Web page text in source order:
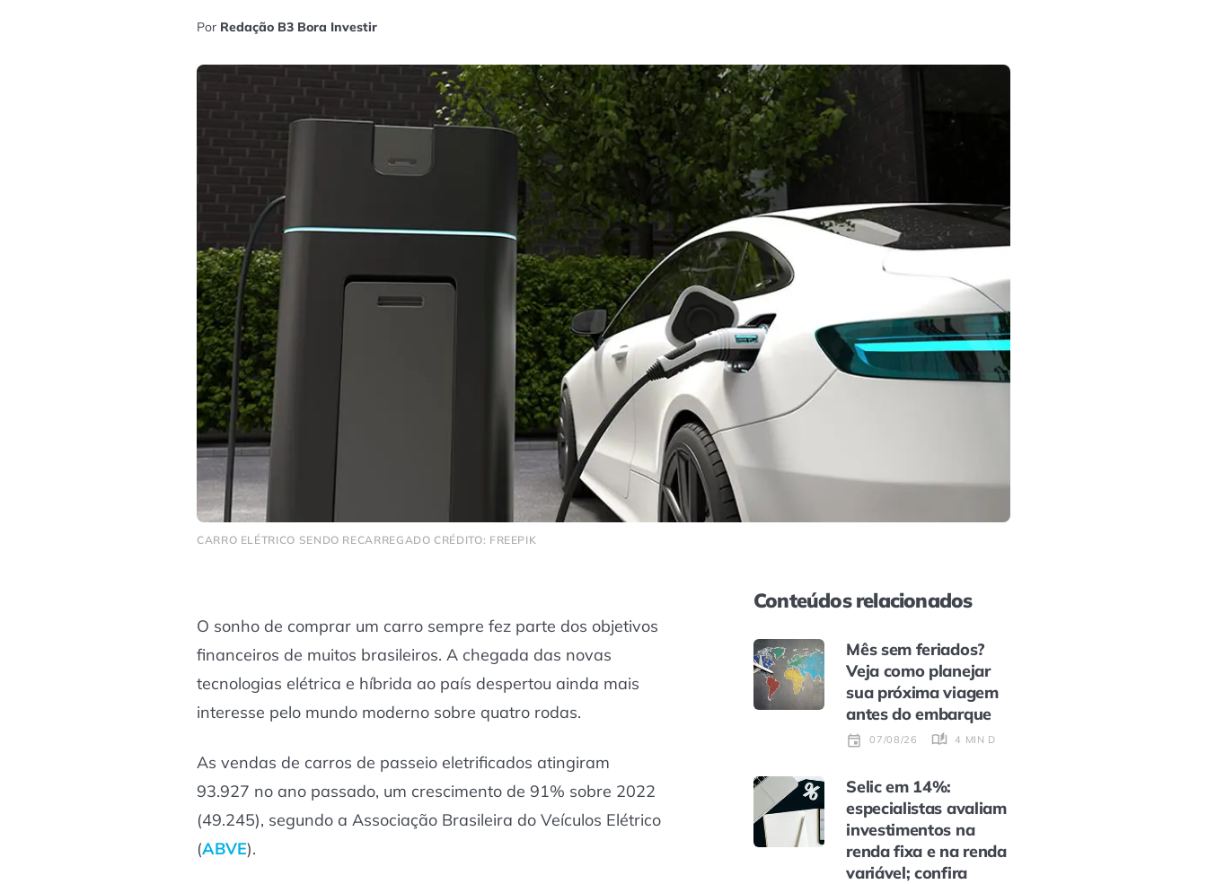
Por Redação B3 Bora Investir
CARRO ELÉTRICO SENDO RECARREGADO CRÉDITO: FREEPIK
O sonho de comprar um carro sempre fez parte dos objetivos
financeiros de muitos brasileiros. A chegada das novas
tecnologias elétrica e híbrida ao país despertou ainda mais
interesse pelo mundo moderno sobre quatro rodas.
As vendas de carros de passeio eletrificados atingiram
93.927 no ano passado, um crescimento de 91% sobre 2022
(49.245), segundo a Associação Brasileira do Veículos Elétrico
(ABVE).
Conteúdos relacionados
Mês sem feriados?
Veja como planejar
sua próxima viagem
antes do embarque
07/08/26 4 MIN DE LEITURA
Selic em 14%:
especialistas avaliam
investimentos na
renda fixa e na renda
variável; confira